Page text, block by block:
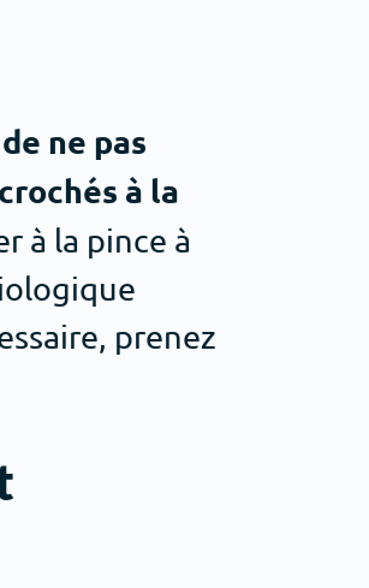
ne pas
à la
à la pince à
prenez